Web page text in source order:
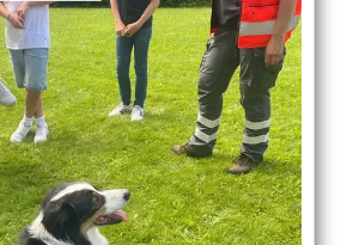
#hund #hundeaufinstagram